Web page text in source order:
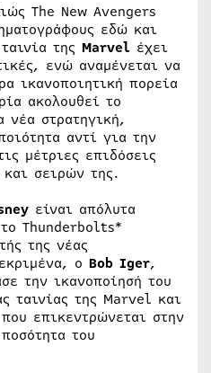
The New Avengers
εδώ και
της Marvel έχει
ενώ αναμένεται να
ικανοποιητική πορεία
ακολουθεί το
νέα στρατηγική,
αντί για την
μέτριες επιδόσεις
σειρών της.
είναι απόλυτα
Thunderbolts*
της νέας
ο Bob Iger,
την ικανοποίησή του
ταινίας της Marvel και
επικεντρώνεται στην
του